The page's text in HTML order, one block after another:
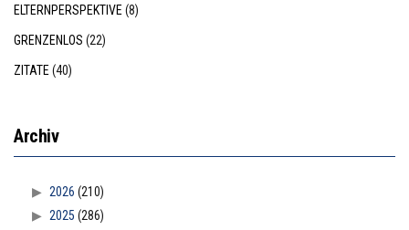
ELTERNPERSPEKTIVE (8)
GRENZENLOS (22)
ZITATE (40)
Archiv
2026 (210)
2025 (286)